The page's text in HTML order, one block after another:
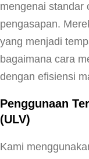
mengenai standar
pengasapan.
yang menjadi
bagaimana cara
dengan efisiensi
Penggunaan
(ULV)
Kami